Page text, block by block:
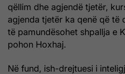
qëllim dhe agjendë tjetër,
agjenda tjetër ka qenë që të
të pamundësohet shpallja e
pohon Hoxhaj.
Në fund, ish-drejtuesi i